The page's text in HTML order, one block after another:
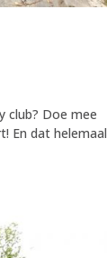
club? Doe mee
En dat helemaal